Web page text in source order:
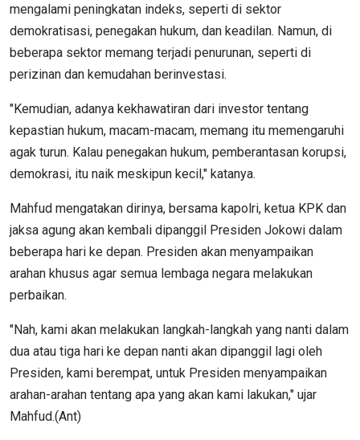
mengalami peningkatan indeks, seperti di sektor
demokratisasi, penegakan hukum, dan keadilan. Namun, di
beberapa sektor memang terjadi penurunan, seperti di
perizinan dan kemudahan berinvestasi.
"Kemudian, adanya kekhawatiran dari investor tentang
kepastian hukum, macam-macam, memang itu memengaruhi
agak turun. Kalau penegakan hukum, pemberantasan korupsi,
demokrasi, itu naik meskipun kecil," katanya.
Mahfud mengatakan dirinya, bersama kapolri, ketua KPK dan
jaksa agung akan kembali dipanggil Presiden Jokowi dalam
beberapa hari ke depan. Presiden akan menyampaikan
arahan khusus agar semua lembaga negara melakukan
perbaikan.
"Nah, kami akan melakukan langkah-langkah yang nanti dalam
dua atau tiga hari ke depan nanti akan dipanggil lagi oleh
Presiden, kami berempat, untuk Presiden menyampaikan
arahan-arahan tentang apa yang akan kami lakukan," ujar
Mahfud.(Ant)